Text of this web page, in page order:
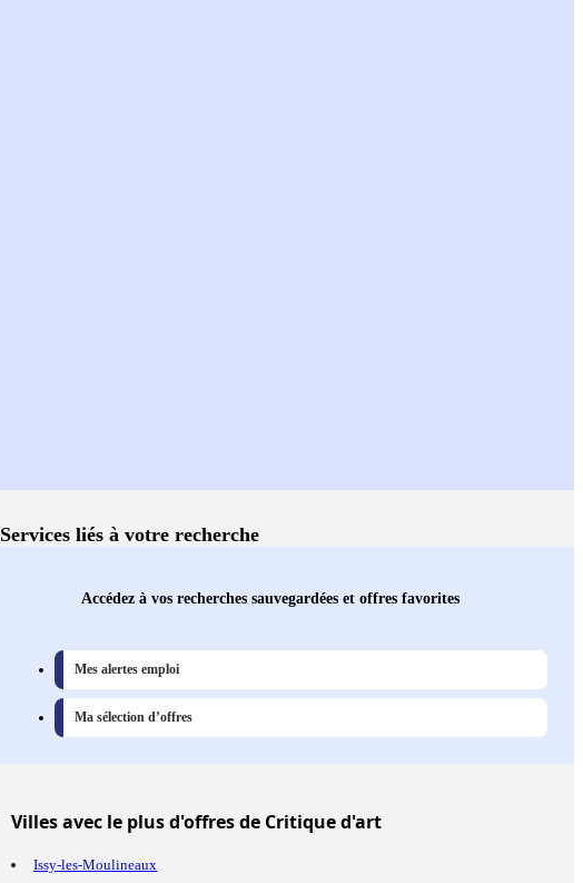
Services liés à votre recherche
Accédez à vos recherches sauvegardées et offres favorites
Mes alertes emploi
Ma sélection d’offres
Villesavec le plus d'offres de Critique d'art
Issy-les-Moulineaux